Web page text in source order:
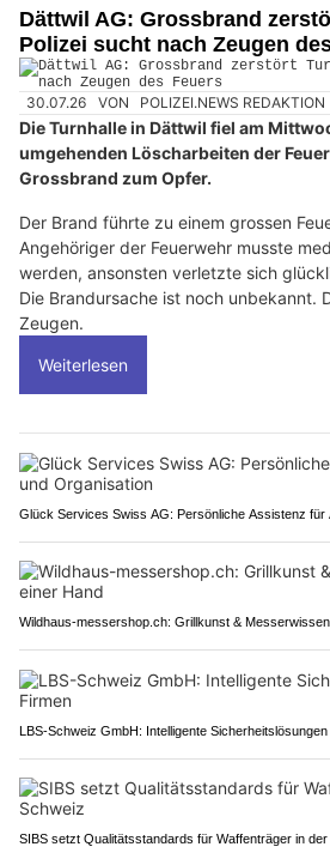
Dättwil AG: Grossbrand
Polizei sucht nach Zeugen
30.07.26 VON POLIZEI.NEWS REDAKTION
Die Turnhalle in Dättwil fiel am
umgehenden Löscharbeiten der
Grossbrand zum Opfer.
Der Brand führte zu einem grossen
Angehöriger der Feuerwehr musste
werden, ansonsten verletzte sich
Die Brandursache ist noch unbekannt.
Zeugen.
Weiterlesen
Glück Services Swiss AG: Persönliche Assistenz für
Wildhaus-messershop.ch: Grillkunst &
LBS-Schweiz GmbH: Intelligente
SIBS setzt Qualitätsstandards für Waffenträger in der